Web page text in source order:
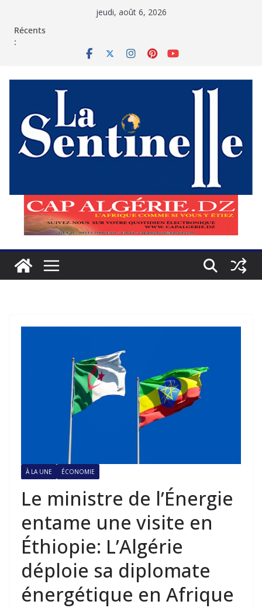
jeudi, août 6, 2026
Récents
:
À LA UNE ÉCONOMIE
Le ministre de l’Énergie
entame une visite en
Éthiopie: L’Algérie
déploie sa diplomate
énergétique en Afrique